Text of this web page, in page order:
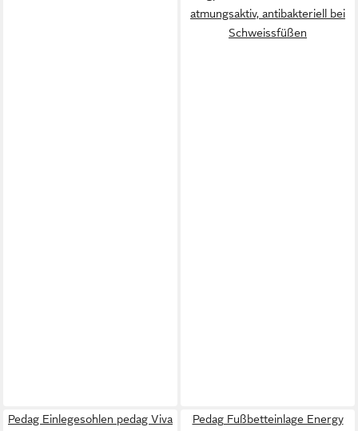
atmungsaktiv, antibakteriell bei
Schweissfüßen
Pedag Einlegesohlen pedag Viva
Pedag Fußbetteinlage Energy